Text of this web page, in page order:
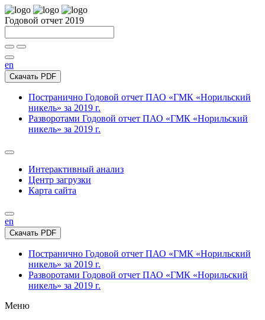
Годовой отчет 2019
en
Скачать PDF
Постранично Годовой отчет ПАО «ГМК «Норильский
никель» за 2019 г.
Разворотами Годовой отчет ПАО «ГМК «Норильский
никель» за 2019 г.
Интерактивный анализ
Центр загрузки
Карта сайта
en
Скачать PDF
Постранично Годовой отчет ПАО «ГМК «Норильский
никель» за 2019 г.
Разворотами Годовой отчет ПАО «ГМК «Норильский
никель» за 2019 г.
Меню